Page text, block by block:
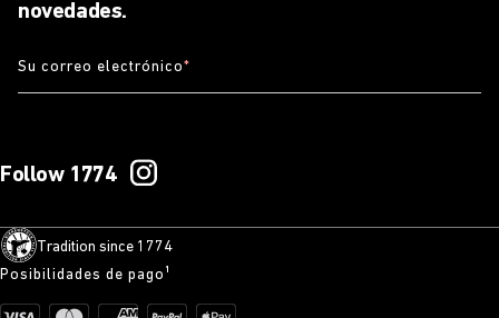
novedades.
Su correo electrónico*
Follow 1774
Tradition since 1774
Posibilidades de pago¹